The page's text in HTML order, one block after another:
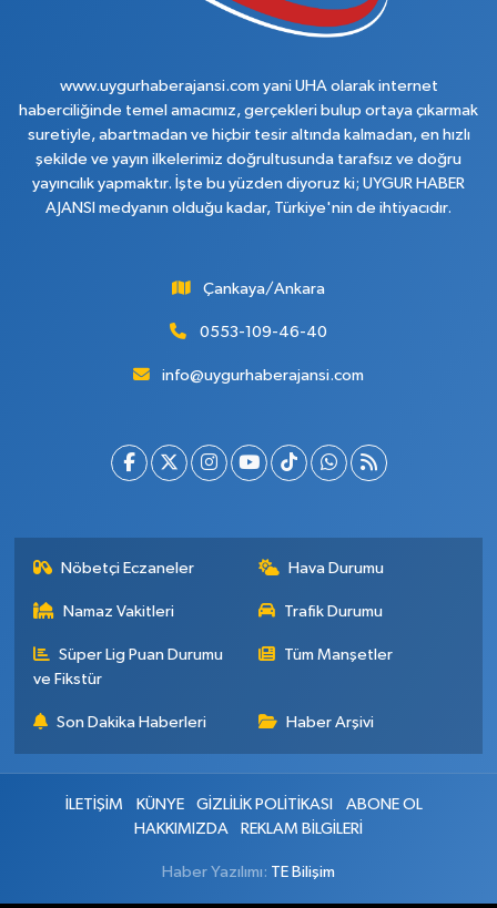
www.uygurhaberajansi.com yani UHA olarak internet
haberciliğinde temel amacımız, gerçekleri bulup ortaya çıkarmak
suretiyle, abartmadan ve hiçbir tesir altında kalmadan, en hızlı
şekilde ve yayın ilkelerimiz doğrultusunda tarafsız ve doğru
yayıncılık yapmaktır. İşte bu yüzden diyoruz ki; UYGUR HABER
AJANSI medyanın olduğu kadar, Türkiye'nin de ihtiyacıdır.
Çankaya/Ankara
0553-109-46-40
info@uygurhaberajansi.com
Nöbetçi Eczaneler Hava Durumu
Namaz Vakitleri Trafik Durumu
Süper Lig Puan Durumu
ve Fikstür
Tüm Manşetler
Son Dakika Haberleri Haber Arşivi
İLETİŞİM KÜNYE GİZLİLİK POLİTİKASI
ABONE OL
HAKKIMIZDA
REKLAM BİLGİLERİ
Haber Yazılımı: TE Bilişim